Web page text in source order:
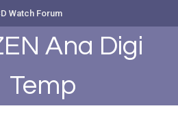
Watch Forum
Ana Digi
Temp